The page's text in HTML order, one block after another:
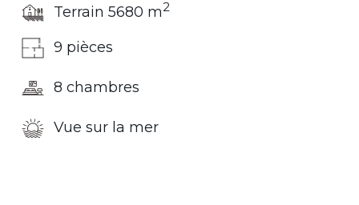
Terrain 5680 m2
9 pièces
8 chambres
Vue sur la mer